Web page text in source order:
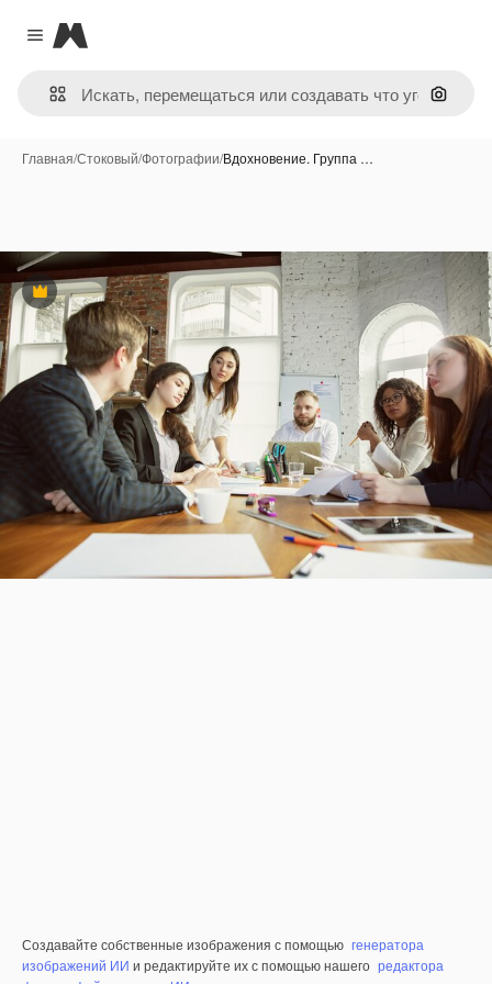
Close menu
Magnific
Поиск
Главная/Стоковый/Фотографии/Вдохновение. Группа …
Премиум
Создавайте собственные изображения с помощью генератора
изображений ИИ и редактируйте их с помощью нашего редактора